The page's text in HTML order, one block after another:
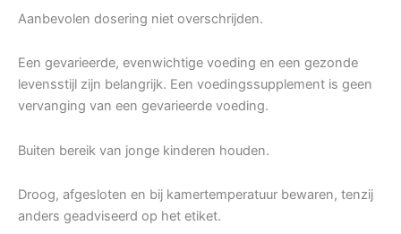
Aanbevolen dosering niet overschrijden.
Een gevarieerde, evenwichtige voeding en een gezonde
levensstijl zijn belangrijk. Een voedingssupplement is geen
vervanging van een gevarieerde voeding.
Buiten bereik van jonge kinderen houden.
Droog, afgesloten en bij kamertemperatuur bewaren, tenzij
anders geadviseerd op het etiket.